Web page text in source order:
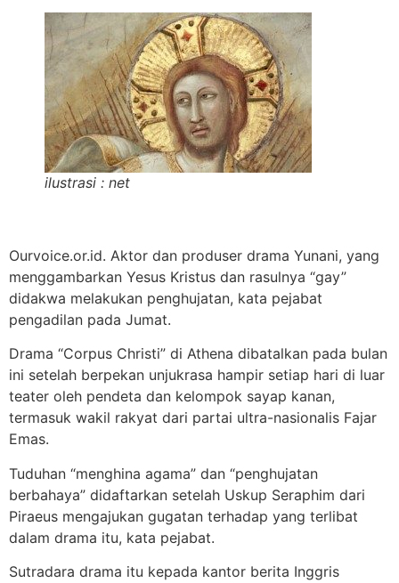
ilustrasi : net
Ourvoice.or.id. Aktor dan produser drama Yunani, yang
menggambarkan Yesus Kristus dan rasulnya “gay”
didakwa melakukan penghujatan, kata pejabat
pengadilan pada Jumat.
Drama “Corpus Christi” di Athena dibatalkan pada bulan
ini setelah berpekan unjukrasa hampir setiap hari di luar
teater oleh pendeta dan kelompok sayap kanan,
termasuk wakil rakyat dari partai ultra-nasionalis Fajar
Emas.
Tuduhan “menghina agama” dan “penghujatan
berbahaya” didaftarkan setelah Uskup Seraphim dari
Piraeus mengajukan gugatan terhadap yang terlibat
dalam drama itu, kata pejabat.
Sutradara drama itu kepada kantor berita Inggris